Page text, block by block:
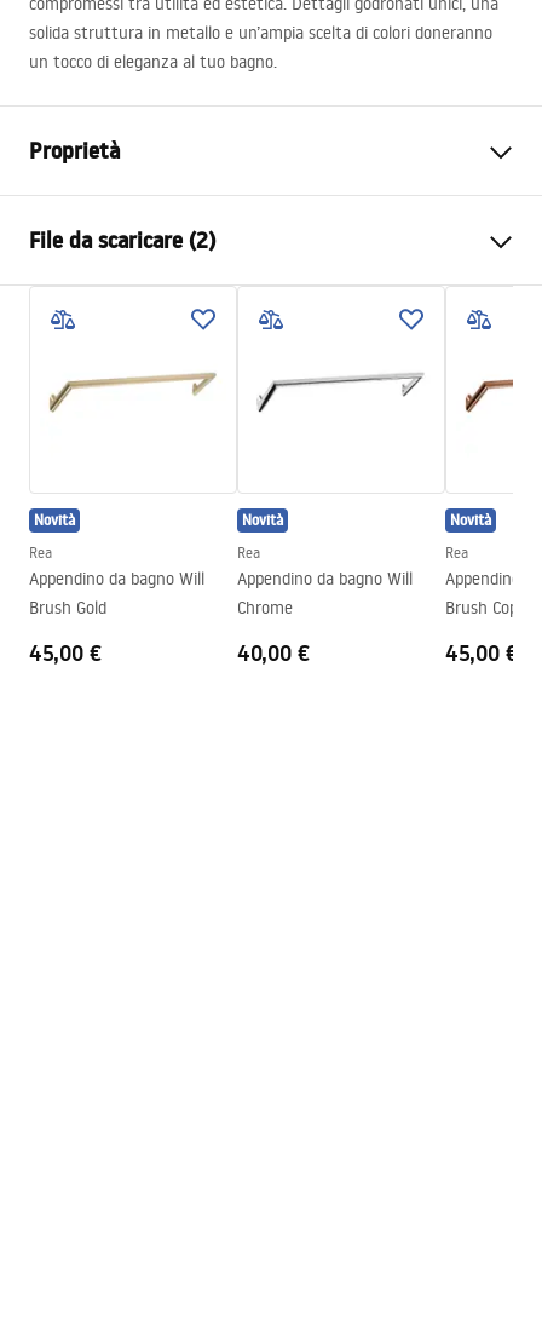
solida struttura in metallo e un’ampia scelta di colori doneranno
un tocco di eleganza al tuo bagno.
Proprietà
Materiale
Metodo di installazione
A vite
Larghezza
140
Profondità
File da scaricare (2)
Condizioni di garanzia
Novità
Rea
Appendino da bagno Will
Brush Gold
45,00 €
Novità
Rea
Appendino da bagno Will
Chrome
40,00 €
Novità
Rea
Appendino
Brush Copper
45,00 €